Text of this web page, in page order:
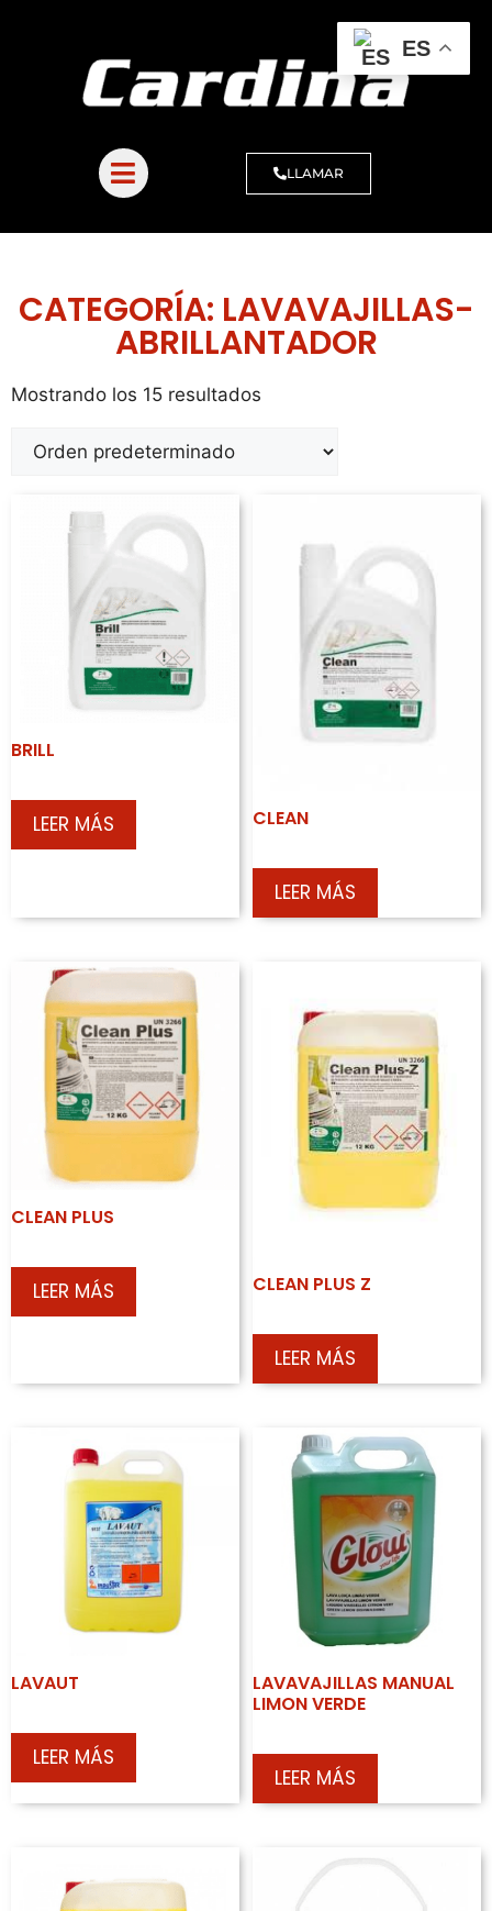
LLAMAR
CATEGORÍA: LAVAVAJILLAS-
ABRILLANTADOR
Mostrando los 15 resultados
BRILL
LEER MÁS CLEAN
LEER MÁS
CLEAN PLUS
LEER MÁS CLEAN PLUS Z
LEER MÁS
LAVAUT
LEER MÁS
LAVAVAJILLAS MANUAL
LIMON VERDE
LEER MÁS
ES